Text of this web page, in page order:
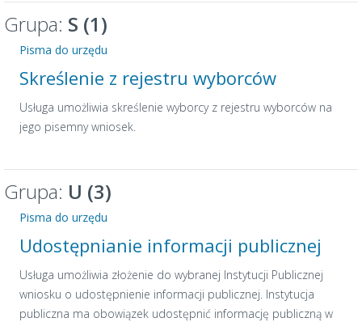
Grupa: S (1)
Pisma do urzędu
Skreślenie z rejestru wyborców
Usługa umożliwia skreślenie wyborcy z rejestru wyborców na
jego pisemny wniosek.
Grupa: U (3)
Pisma do urzędu
Udostępnianie informacji publicznej
Usługa umożliwia złożenie do wybranej Instytucji Publicznej
wniosku o udostępnienie informacji publicznej. Instytucja
publiczna ma obowiązek udostępnić informację publiczną w